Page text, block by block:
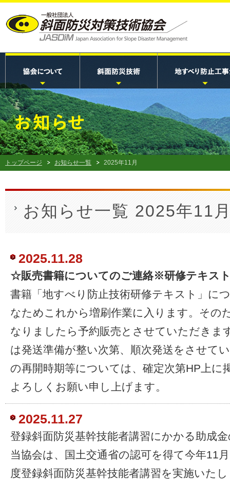
トップページ お知らせ一覧 2025年11月
お知らせ一覧 2025年11
2025.11.28
☆販売書籍についてのご連絡※研修テキス
書籍「地すべり防止技術研修テキスト」に
なためこれから増刷作業に入ります。その
なりましたら予約販売とさせていただきま
は発送準備が整い次第、順次発送をさせて
の再開時期等については、確定次第HP上に
よろしくお願い申し上げます。
2025.11.27
登録斜面防災基幹技能者講習にかかる助成
当協会は、国土交通省の認可を得て今年11
度登録斜面防災基幹技能者講習を実施いた